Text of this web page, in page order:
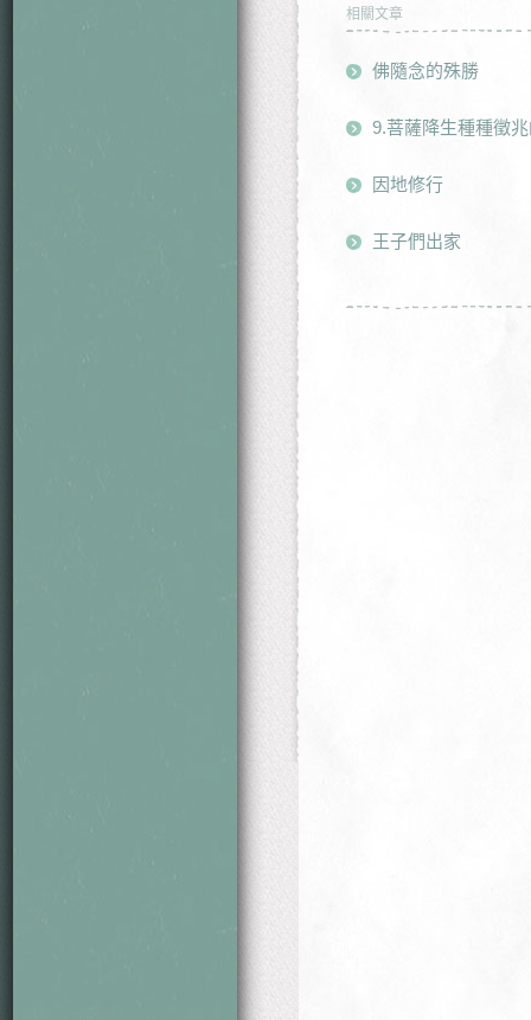
相關文章
佛隨念的殊勝
9.菩薩降生種種徵
因地修行
王子們出家